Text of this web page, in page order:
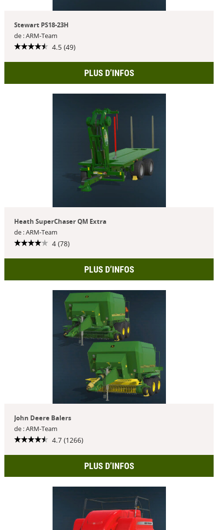
Stewart PS18-23H
de : ARM-Team
4.5 (49)
PLUS D’INFOS
Heath SuperChaser QM Extra
de : ARM-Team
4 (78)
PLUS D’INFOS
John Deere Balers
de : ARM-Team
4.7 (1266)
PLUS D’INFOS